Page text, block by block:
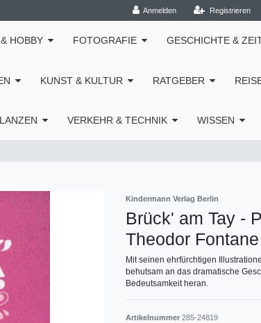
Anmelden Registrieren
HOBBY FOTOGRAFIE GESCHICHTE &
KUNST & KULTUR RATGEBER
VERKEHR & TECHNIK WISSEN
Kindermann Verlag Berlin
Brück' am Tay -
Theodor Fontane
Mit seinen ehrfürchtigen
behutsam an das dramatische
Bedeutsamkeit heran.
Artikelnummer 285-24819